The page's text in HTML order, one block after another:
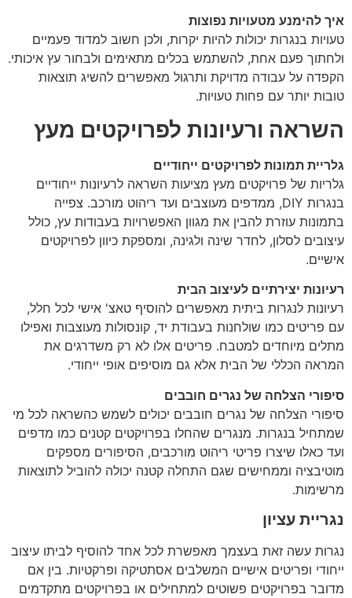
איך להימנע מטעויות נפוצות
טעויות בנגרות יכולות להיות יקרות, ולכן חשוב למדוד פעמיים
ולחתוך פעם אחת, להשתמש בכלים מתאימים ולבחור עץ איכותי.
הקפדה על עבודה מדויקת ותרגול מאפשרים להשיג תוצאות
טובות יותר עם פחות טעויות.
השראה ורעיונות לפרויקטים מעץ
גלריית תמונות לפרויקטים ייחודיים
גלריות של פרויקטים מעץ מציעות השראה לרעיונות ייחודיים
בנגרות DIY, ממדפים מעוצבים ועד ריהוט מורכב. צפייה
בתמונות עוזרת להבין את מגוון האפשרויות בעבודות עץ, כולל
עיצובים לסלון, לחדר שינה ולגינה, ומספקת כיוון לפרויקטים
אישיים.
רעיונות יצירתיים לעיצוב הבית
רעיונות לנגרות ביתית מאפשרים להוסיף טאצ' אישי לכל חלל,
עם פריטים כמו שולחנות בעבודת יד, קונסולות מעוצבות ואפילו
מתלים מיוחדים למטבח. פריטים אלו לא רק משדרגים את
המראה הכללי של הבית אלא גם מוסיפים אופי ייחודי.
סיפורי הצלחה של נגרים חובבים
סיפורי הצלחה של נגרים חובבים יכולים לשמש כהשראה לכל מי
שמתחיל בנגרות. מנגרים שהחלו בפרויקטים קטנים כמו מדפים
ועד כאלו שיצרו פריטי ריהוט מורכבים, הסיפורים מספקים
מוטיבציה וממחישים שגם התחלה קטנה יכולה להוביל לתוצאות
מרשימות.
נגריית עציון
נגרות עשה זאת בעצמך מאפשרת לכל אחד להוסיף לביתו עיצוב
ייחודי ופריטים אישיים המשלבים אסתטיקה ופרקטיות. בין אם
מדובר בפרויקטים פשוטים למתחילים או בפרויקטים מתקדמים